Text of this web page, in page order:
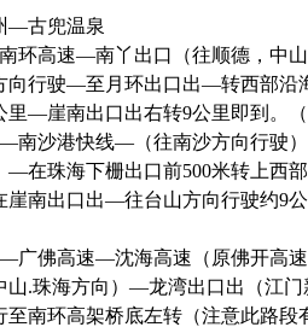
—古兜温泉
环高速—南丫出口（往顺德，中
向行驶—至月环出口出—转西部沿
里—崖南出口出右转9公里即到。
南沙港快线—（往南沙方向行驶
—在珠海下栅出口前500米转上西
南出口出—往台山方向行驶约9
广佛高速—沈海高速（原佛开高
山.珠海方向）—龙湾出口出（江
至南环高架桥底左转（注意此路